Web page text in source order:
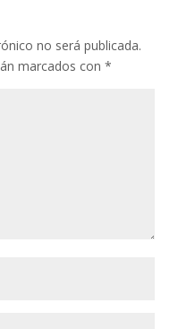
no será publicada.
marcados con *